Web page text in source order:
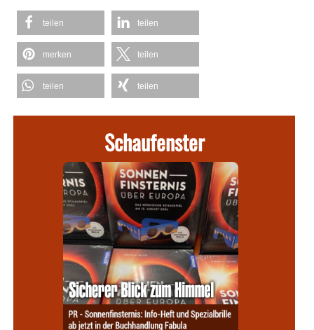
teilen teilen
merken teilen
teilen teilen
Schaufenster